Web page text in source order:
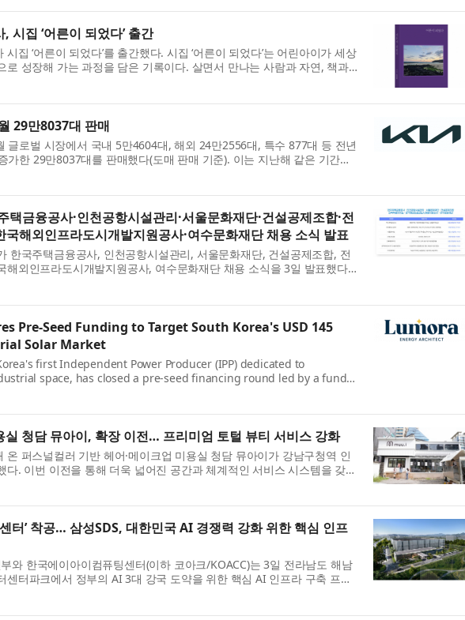
시집 ‘어른이 되었다’ 출간
집 ‘어른이 되었다’를 출간했다. 시집 ‘어른이 되었다’는 어린아이가 세상
로 성장해 가는 과정을 담은 기록이다. 살면서 만나는 사람과 자연, 책과
다양한 경험을 통해 한 사람이 어른이 되어 가는 시간...
29만8037대 판매
글로벌 시장에서 국내 5만4604대, 해외 24만2556대, 특수 877대 등 전년
가한 29만8037대를 판매했다(도매 판매 기준). 이는 지난해 같은 기간과
증가하고 해외는 11.6% 증가한 수치다(특수 판매 제외). 차...
택금융공사·인천공항시설관리·서울문화재단·건설공제조합·전
국해외인프라도시개발지원공사·여수문화재단 채용 소식 발표
한국주택금융공사, 인천공항시설관리, 서울문화재단, 건설공제조합, 전
해외인프라도시개발지원공사, 여수문화재단 채용 소식을 3일 발표했다.
서 2026년도 신입직원 채용을 진행한다. 채용 분야는 대졸수준(...
Pre-Seed Funding to Target South Korea's USD 145
Solar Market
first Independent Power Producer (IPP) dedicated to
space, has closed a pre-seed financing round led by a fund
Kimberly —one of the nation’s most recognized consumer goods
실 청담 뮤아이, 확장 이전… 프리미엄 토털 뷰티 서비스 강화
온 퍼스널컬러 기반 헤어·메이크업 미용실 청담 뮤아이가 강남구청역 인
다. 이번 이전을 통해 더욱 넓어진 공간과 체계적인 서비스 시스템을 갖추
을 아우르는 프리미엄 토털 뷰티 서비스를 선보인다. 2022년 ...
터’ 착공… 삼성SDS, 대한민국 AI 경쟁력 강화 위한 핵심 인프
와 한국에이아이컴퓨팅센터(이하 코아크/KOACC)는 3일 전라남도 해남
센터파크에서 정부의 AI 3대 강국 도약을 위한 핵심 AI 인프라 구축 프로
팅센터’ 착공식을 개최하고 본격적인 건설에 착수할 계획이다. ...